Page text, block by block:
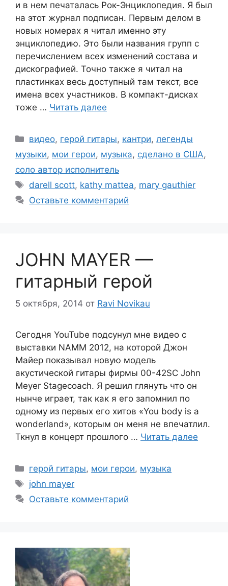
и в нем печаталась Рок-Энциклопедия. Я был
на этот журнал подписан. Первым делом в
новых номерах я читал именно эту
энциклопедию. Это были названия групп с
перечислением всех изменений состава и
дискографией. Точно также я читал на
пластинках весь доступный там текст, все
имена всех участников. В компакт-дисках
тоже … Читать далее
Рубрики
видео, герой гитары, кантри,легенды
музыки, мои герои, музыка, сделано в США,
соло автор исполнитель
Метки
darell scott, kathy mattea, mary gauthier
Оставьте комментарий
JOHN MAYER —
гитарный герой
5 октября, 2014 от Ravi Novikau
Сегодня YouTube подсунул мне видео с
выставки NAMM 2012, на которой Джон
Майер показывал новую модель
акустической гитары фирмы 00-42SC John
Meyer Stagecoach. Я решил глянуть что он
нынче играет, так как я его запомнил по
одному из первых его хитов «You body is a
wonderland», которым он меня не впечатлил.
Ткнул в концерт прошлого … Читать далее
Рубрики
герой гитары, мои герои, музыка
Метки
john mayer
Оставьте комментарий